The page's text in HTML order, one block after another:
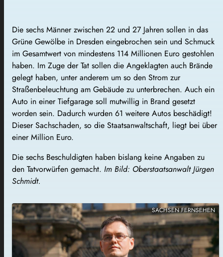
Die sechs Männer zwischen 22 und 27 Jahren sollen in das
Grüne Gewölbe in Dresden eingebrochen sein und Schmuck
im Gesamtwert von mindestens 114 Millionen Euro gestohlen
haben. Im Zuge der Tat sollen die Angeklagten auch Brände
gelegt haben, unter anderem um so den Strom zur
Straßenbeleuchtung am Gebäude zu unterbrechen. Auch ein
Auto in einer Tiefgarage soll mutwillig in Brand gesetzt
worden sein. Dadurch wurden 61 weitere Autos beschädigt!
Dieser Sachschaden, so die Staatsanwaltschaft, liegt bei über
einer Million Euro.
Die sechs Beschuldigten haben bislang keine Angaben zu
den Tatvorwürfen gemacht. Im Bild: Oberstaatsanwalt Jürgen
Schmidt.
SACHSEN FERNSEHEN